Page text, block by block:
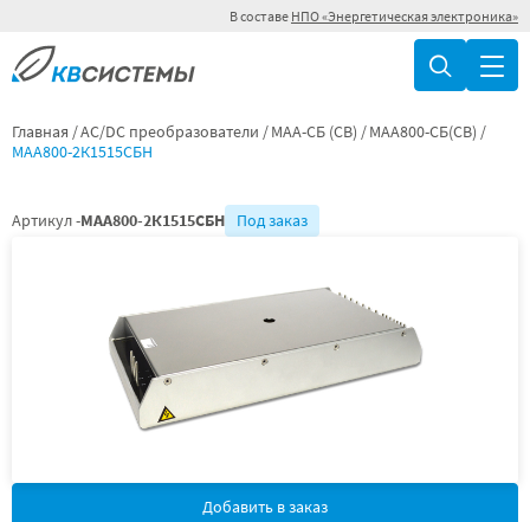
В составе НПО «Энергетическая электроника»
Главная AC/DC преобразователи МАА-СБ (СВ)
МАА800-СБ(СВ)
МАА800-2К1515СБН
Артикул -МАА800-2К1515СБН Под заказ
Добавить в заказ